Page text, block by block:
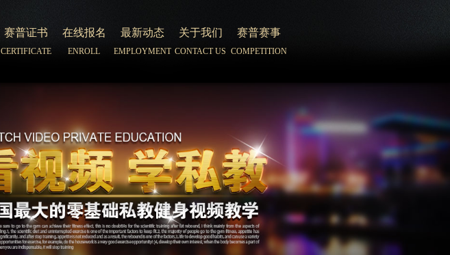
赛普证书
CERTIFICATE
在线报名
ENROLL
最新动态
EMPLOYMENT
关于我们
CONTACT US
赛普赛事
COMPETITION